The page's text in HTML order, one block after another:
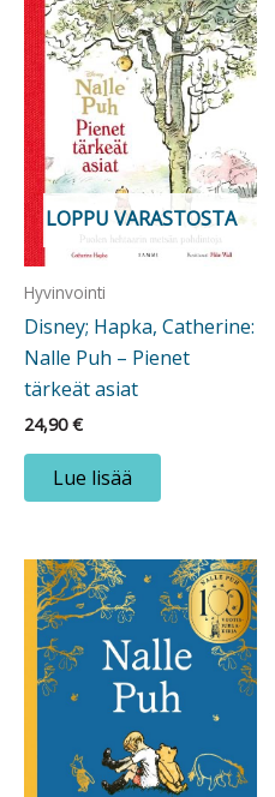
LOPPU VARASTOSTA
Hyvinvointi
Disney; Hapka, Catherine:
Nalle Puh – Pienet
tärkeät asiat
24,90€
Lue lisää